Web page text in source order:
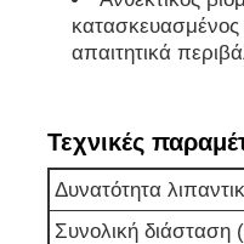
αντλία αποχέτευσης
κατασκευασμένος
απαιτητικά
Τεχνικές
Δυνατότητα
Συνολική διάσταση